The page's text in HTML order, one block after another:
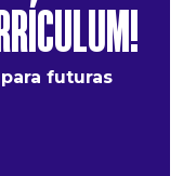
futuras